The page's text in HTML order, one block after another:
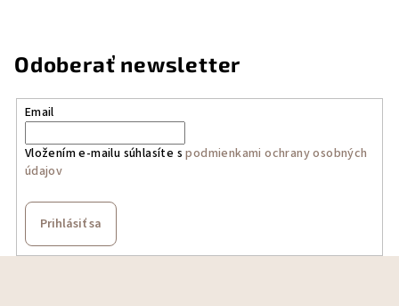
Odoberať newsletter
Email
Vložením e-mailu súhlasíte spodmienkami ochrany osobných
údajov
Prihlásiť sa